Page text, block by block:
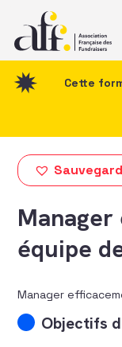
Cette
équipe
Manager
Objectifs